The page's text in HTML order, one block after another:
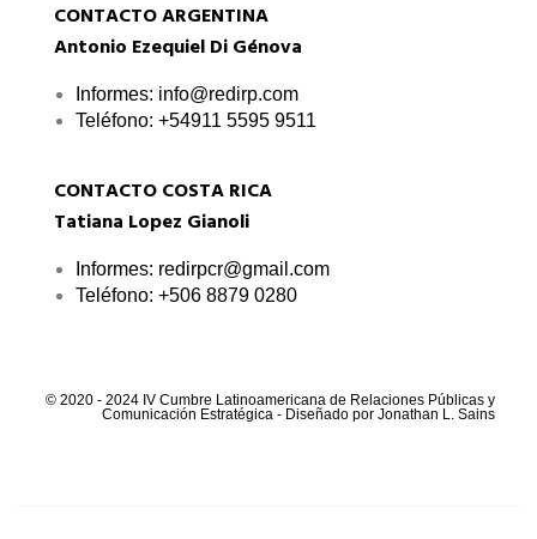
CONTACTO ARGENTINA
Antonio Ezequiel Di Génova
Informes: info@redirp.com
Teléfono: +54911 5595 9511
CONTACTO COSTA RICA
Tatiana Lopez Gianoli
Informes: redirpcr@gmail.com
Teléfono: +506 8879 0280
© 2020 - 2024 IV Cumbre Latinoamericana de Relaciones Públicas y
Comunicación Estratégica - Diseñado por Jonathan L. Sains